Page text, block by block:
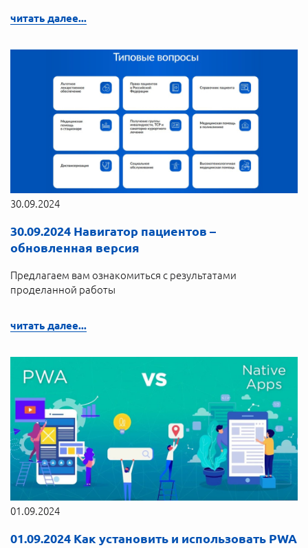
читать далее...
30.09.2024
30.09.2024 Навигатор пациентов –
обновленная версия
Предлагаем вам ознакомиться с результатами
проделанной работы
читать далее...
01.09.2024
01.09.2024 Как установить и использовать PWA